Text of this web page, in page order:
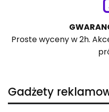
Proste wyceny w 2h.
Gadżety